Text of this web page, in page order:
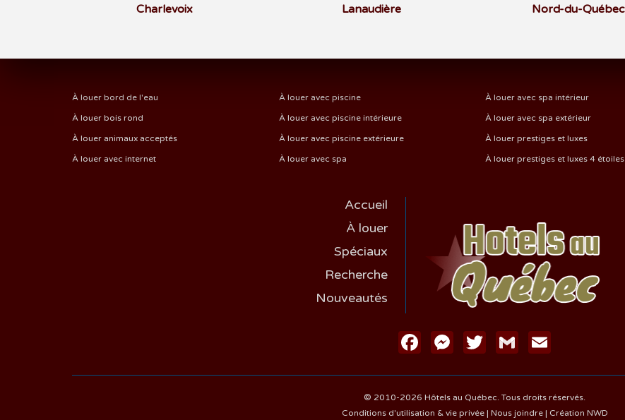
Charlevoix Lanaudière Nord-du-Québec
À louer bord de l'eau
À louer bois rond
À louer animaux acceptés
À louer avec internet
À louer avec piscine
À louer avec piscine intérieure
À louer avec piscine extérieure
À louer avec spa
À louer avec spa intérieur
À louer avec spa extérieur
À louer prestiges et luxes
À louer prestiges et luxes 4 étoiles
Accueil
À louer
Spéciaux
Recherche
Nouveautés
FacebookMessenger
Twitter Gmail
© 2010-2026 Hôtels au Québec. Tous droits réservés.
Conditions d'utilisation & vie privée| Nous joindre| Création NWD